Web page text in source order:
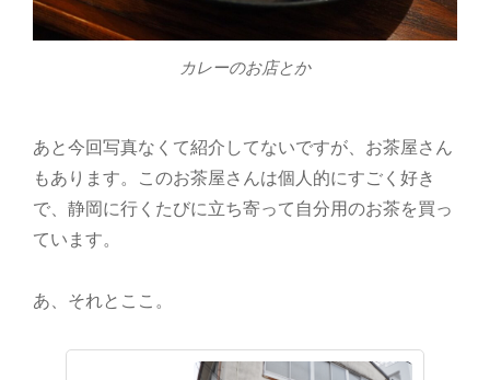
カレーのお店とか
あと今回写真なくて紹介してないですが、お茶屋さん
もあります。このお茶屋さんは個人的にすごく好き
で、静岡に行くたびに立ち寄って自分用のお茶を買っ
ています。
あ、それとここ。